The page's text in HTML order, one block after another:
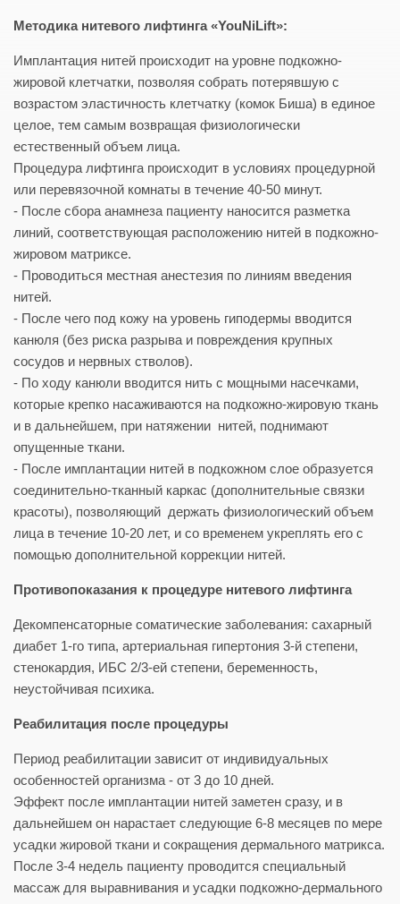
Методика нитевого лифтинга «YouNiLift»:
Имплантация нитей происходит на уровне подкожно-
жировой клетчатки, позволяя собрать потерявшую с
возрастом эластичность клетчатку (комок Биша) в единое
целое, тем самым возвращая физиологически
естественный объем лица.
Процедура лифтинга происходит в условиях процедурной
или перевязочной комнаты в течение 40-50 минут.
- После сбора анамнеза пациенту наносится разметка
линий, соответствующая расположению нитей в подкожно-
жировом матриксе.
- Проводиться местная анестезия по линиям введения
нитей.
- После чего под кожу на уровень гиподермы вводится
канюля (без риска разрыва и повреждения крупных
сосудов и нервных стволов).
- По ходу канюли вводится нить с мощными насечками,
которые крепко насаживаются на подкожно-жировую ткань
и в дальнейшем, при натяжении нитей, поднимают
опущенные ткани.
- После имплантации нитей в подкожном слое образуется
соединительно-тканный каркас (дополнительные связки
красоты), позволяющий держать физиологический объем
лица в течение 10-20 лет, и со временем укреплять его с
помощью дополнительной коррекции нитей.
Противопоказания к процедуре нитевого лифтинга
Декомпенсаторные соматические заболевания: сахарный
диабет 1-го типа, артериальная гипертония 3-й степени,
стенокардия, ИБС 2/3-ей степени, беременность,
неустойчивая психика.
Реабилитация после процедуры
Период реабилитации зависит от индивидуальных
особенностей организма - от 3 до 10 дней.
Эффект после имплантации нитей заметен сразу, и в
дальнейшем он нарастает следующие 6-8 месяцев по мере
усадки жировой ткани и сокращения дермального матрикса.
После 3-4 недель пациенту проводится специальный
массаж для выравнивания и усадки подкожно-дермального